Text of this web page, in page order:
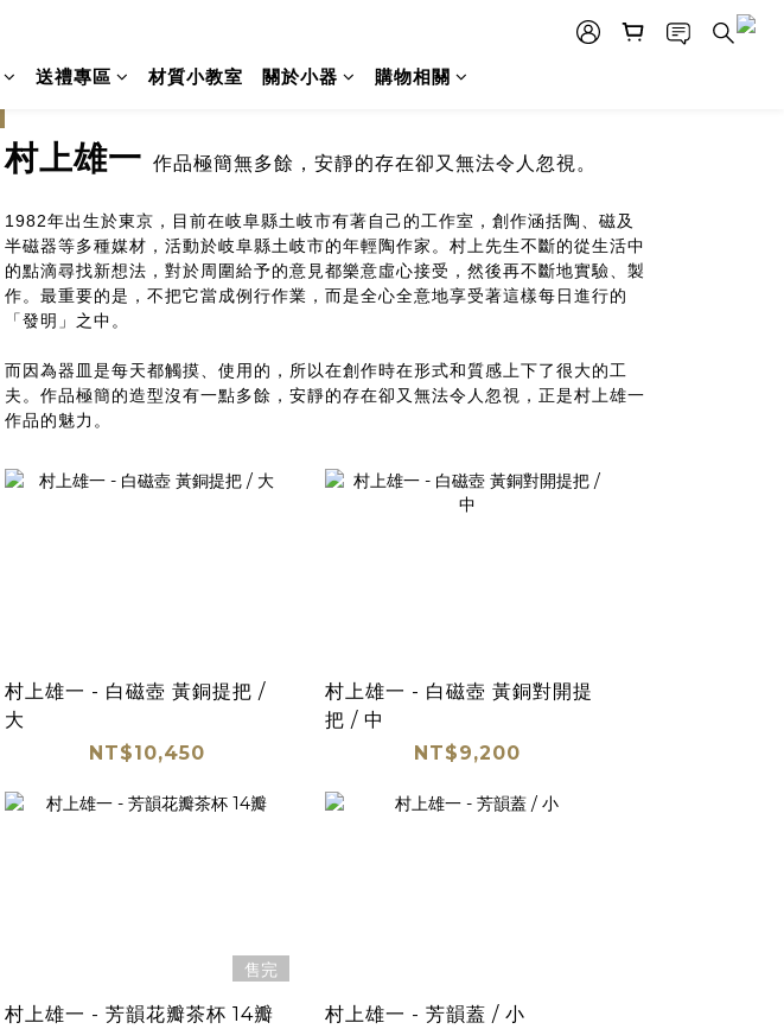
送禮專區 材質小教室 關於小器 購物相關
村上雄一 作品極簡無多餘，安靜的存在卻又無法令人忽視。
1982年出生於東京，目前在岐阜縣土岐市有著自己的工作室，創作涵括陶、磁及
半磁器等多種媒材，活動於岐阜縣土岐市的年輕陶作家。村上先生不斷的從生活中
的點滴尋找新想法，對於周圍給予的意見都樂意虛心接受，然後再不斷地實驗、製
作。最重要的是，不把它當成例行作業，而是全心全意地享受著這樣每日進行的
「發明」之中。
而因為器皿是每天都觸摸、使用的，所以在創作時在形式和質感上下了很大的工
夫。作品極簡的造型沒有一點多餘，安靜的存在卻又無法令人忽視，正是村上雄一
作品的魅力。
村上雄一 - 白磁壺 黃銅提把 /
大
NT$10,450
村上雄一 - 白磁壺 黃銅對開提
把 / 中
NT$9,200
售完
村上雄一 - 芳韻花瓣茶杯 14瓣
村上雄一 - 芳韻蓋 / 小